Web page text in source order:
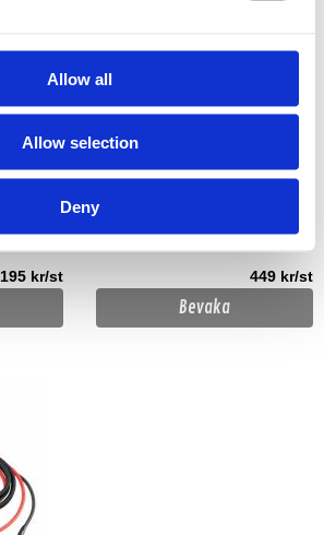
Allow all
Allow selection
Deny
195 kr/st
Hög till låg omvandlare
449 kr/st
Bevaka